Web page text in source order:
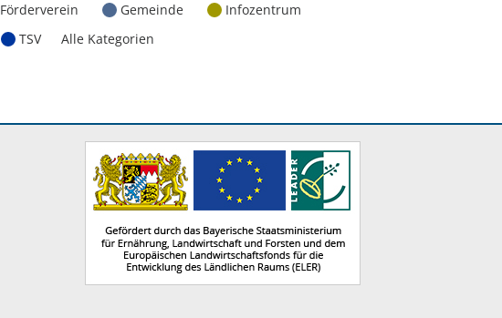
Förderverein Gemeinde
Infozentrum
TSV
Alle Kategorien